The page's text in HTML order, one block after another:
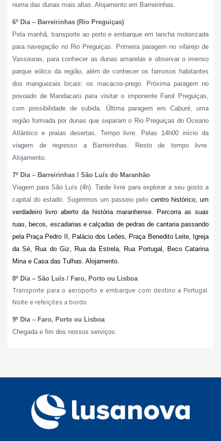
numa das dunas mais altas. Alojamento em Barreirinhas.
6º Dia – Barreirinhas (Rio Preguiças)
Pela manhã, transporte ao porto e embarque em lancha motorizada
para navegação no Rio Preguiças. Primeira paragem no vilarejo de
Vassouras, para conhecer as dunas amarelas e observar o imenso
parque eólico da região, além de conhecer os famosos habitantes
dos manguezais locais: os macacos-prego. Próxima paragem no
povoado de Mandacarú para visitar o imponente Farol Preguiças,
com possibilidade de subida. Última paragem em Caburé, uma
região formada por dunas que separam o Rio Preguiças do Oceano
Atlântico e praias desertas. Tempo livre. Pelas 14h00 início da
viagem de regresso a Barreirinhas. Resto de tempo livre.
Alojamento.
7º Dia – Barreirinhas / São Luís do Maranhão
Viagem para São Luís (4h). Tarde livre para explorar a seu gosto a
capital do estado. Sugerimos um passeio pelo centro histórico, um
verdadeiro livro aberto da história maranhense. Percorra as suas
ruas, becos, escadarias e calçadas de pedras de cantaria passando
pela Praça Pedro II, Palácio dos Leões, Praça Benedito Leite, Igreja
da Sé, Rua do Giz, Rua da Estrela, Rua Portugal, Beco Catarina
Mina e Casa das Tulhas. Alojamento.
8º Dia – São Luís / Faro, Porto ou Lisboa
Transporte para o aeroporto e embarque com destino a Portugal.
Noite e refeições a bordo.
9º Dia – Faro, Porto ou Lisboa
Chegada e fim dos nossos serviços.